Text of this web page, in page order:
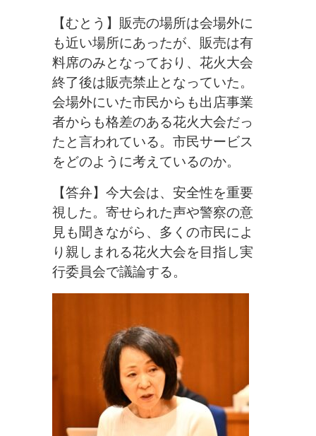
【むとう】販売の場所は会場外に
も近い場所にあったが、販売は有
料席のみとなっており、花火大会
終了後は販売禁止となっていた。
会場外にいた市民からも出店事業
者からも格差のある花火大会だっ
たと言われている。市民サービス
をどのように考えているのか。
【答弁】今大会は、安全性を重要
視した。寄せられた声や警察の意
見も聞きながら、多くの市民によ
り親しまれる花火大会を目指し実
行委員会で議論する。